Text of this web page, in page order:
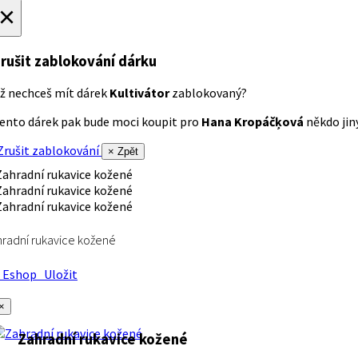
zablokování dárku
nechceš mít dárek Kultivátorzablokovaný?
dárek pak bude moci koupit pro Hana Kropáčķová někdo
zablokování
× Zpět
rukavice kožené
Uložit
Zahradní rukavice kožené